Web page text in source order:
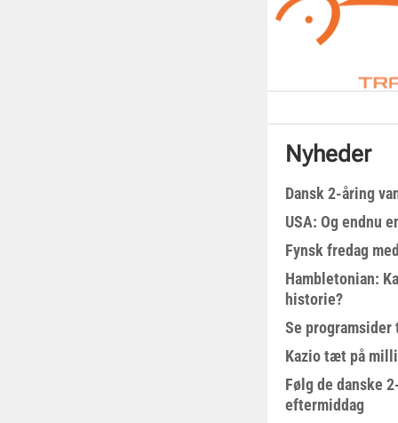
Nyheder
Dansk 2-åring
USA: Og endnu
Fynsk fredag
Hambletonian:
historie?
Se
Kazio tæt på
Følg de danske
eftermiddag